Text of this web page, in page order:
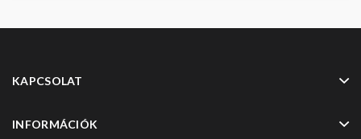
KAPCSOLAT
INFORMÁCIÓK